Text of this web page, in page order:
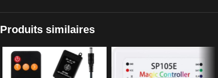
Produits similaires